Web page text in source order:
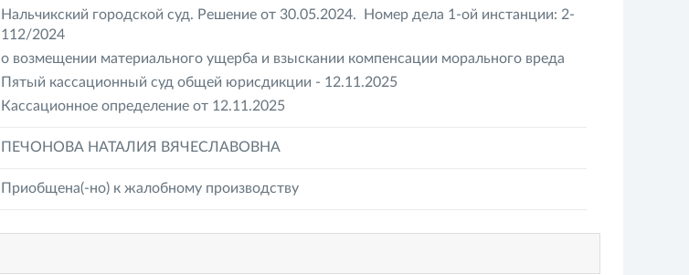
Нальчикский городской суд. Решение от 30.05.2024. Номер дела 1-ой инстанции: 2-
112/2024
о возмещении материального ущерба и взыскании компенсации морального вреда
Пятый кассационный суд общей юрисдикции - 12.11.2025
Кассационное определение от 12.11.2025
ПЕЧОНОВА НАТАЛИЯ ВЯЧЕСЛАВОВНА
Приобщена(-но) к жалобному производству